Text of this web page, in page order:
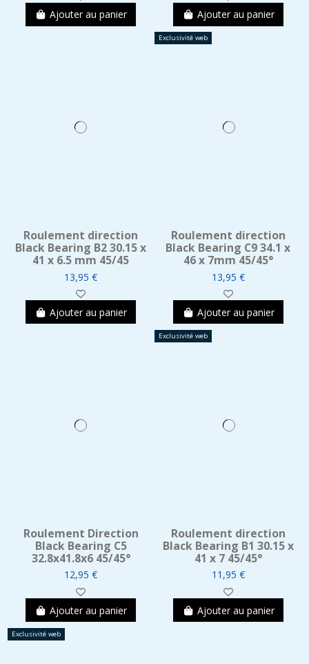
Ajouter au panier Ajouter au panier
Roulement direction
Black Bearing B2 30.15 x
41 x 6.5 mm 45/45
13,95 €
Ajouter au panier
Exclusivité web
Roulement direction
Black Bearing C9 34.1 x
46 x 7mm 45/45°
13,95 €
Ajouter au panier
Roulement Direction
Black Bearing C5
32.8x41.8x6 45/45°
12,95 €
Ajouter au panier
Exclusivité web
Roulement direction
Black Bearing B1 30.15 x
41 x 7 45/45°
11,95 €
Ajouter au panier
Exclusivité web